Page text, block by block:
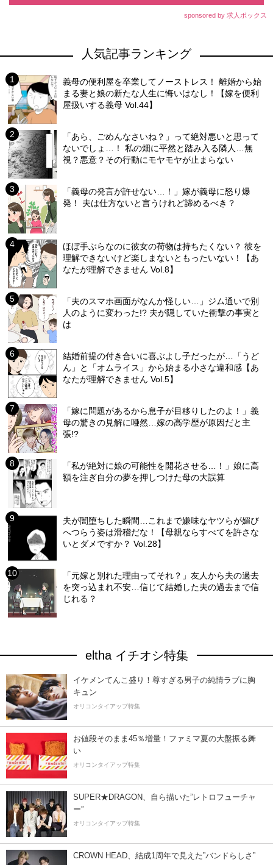
sponsored by 求人ボックス
人気記事ランキング
義母の便利屋を卒業してノーストレス！ 離婚から始
まる妻と娘の新たな人生に悔いはなし！【嫁を便利
屋扱いする義母 Vol.44】
「あら、ごめんなさいね？」って絶対悪いと思って
ないでしょ…！ 私の畑に平然と踏み入る隣人…無
視？悪意？その行動にモヤモヤが止まらない
「義母の発言が許せない…！」嫁が義母に怒り爆
発！ 夫は仕方ないと言うけれど諦めるべき？
ほぼ手ぶらなのに彼女の荷物は持ちたくない？ 彼を
理解できないけど楽しまないともったいない！【あ
なたが理解できません Vol.8】
「夫のスマホ画面がなんか怪しい…」ジム通いで別
人のように変わった!? 夫が隠していた衝撃の事実と
は
結婚前提の付き合いに喜ぶよし子だったが…「うど
ん」と「オムライス」から始まる小さな違和感【あ
なたが理解できません Vol.5】
「嫁に問題があるから息子が目移りしたのよ！」義
母の驚きの見解に唖然…嫁の高学歴が原因だと主
張!?
「私が絶対に娘の可能性を開花させる…！」娘に高
額を注ぎ自分の夢を押しつけた母の大誤算
夫が闇堕ちした瞬間…これまで嫌味なヤツらが媚び
へつらう姿は滑稽だな！【母親ならすべてを許さな
いとダメですか？ Vol.28】
「元嫁と別れた理由ってそれ？」友人から夫の過去
を突っ込まれ不安…信じて結婚した夫の過去まで信
じれる？
eltha イチオシ特集
イケメンてんこ盛り！尊すぎる男子の純情ラブに胸
キュン
オリコンタイアップ特集
お値段そのまま45％増量！ファミマ夏の大盤振る舞
い
オリコンタイアップ特集
SUPER★DRAGON、自ら描いた”レトロフューチャ
ー”
オリコンタイアップ特集
CROWN HEAD、結成1周年で見えた”バンドらしさ”